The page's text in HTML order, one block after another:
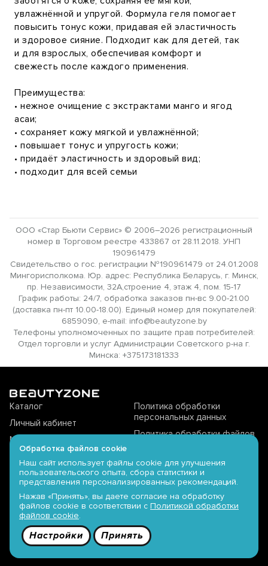
увлажнённой и упругой. Формула геля помогает
повысить тонус кожи, придавая ей эластичность
и здоровое сияние. Подходит как для детей, так
и для взрослых, обеспечивая комфорт и
свежесть после каждого применения.
Преимущества:
• нежное очищение с экстрактами манго и ягод
асаи;
• сохраняет кожу мягкой и увлажнённой;
• повышает тонус и упругость кожи;
• придаёт эластичность и здоровый вид;
• подходит для всей семьи
ООО «Стар Бьюти Сервис» © 2006–2026 регистрационный
номер в Торговом реестре 433867 от 28.11.2018. УНП
190961479
Свидетельство о гос. регистрации №190961479 от 24.01.2008
Мингорисполкома. Юр. адрес: Республика Беларусь, г. Минск,
пр. Независимости, 32А,строение 4, этаж 4, пом. 15-17
График работы: 24/7, обработка заказов пн-вс 9.00-21.00
(доставка пн-пт 10.00-18.00). Единый номер для покупателей:
6859090, e-mail: info@beautyzone.by
Телефоны уполномоченных по защите прав потребителей:
Отдел торговли и услуг Администрации Советского р-на г.
Минска: +375173181333
Каталог
Личный кабинет
Магазины offline
Доставка
Оплата
Обмен и возврат
Политика обработки
персональных данных
Политика обработки файлов
Политика видеонаблюдения
Публичная оферта
Настройки cookies
Служба поддержки
Обработка файлов cookie
Наш сайт использует файлы cookie для улучшения
пользовательского опыта, сбора статистики и
представления персонализированных рекомендаций.
Нажав «Принять», вы даете согласие на обработку
файлов cookie в соответствии с Политикой обработки
файлов cookie.
Настройки Принять